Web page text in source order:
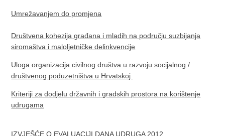
Umrežavanjem do promjena
Društvena kohezija građana i mladih na području suzbijanja
siromaštva i maloljetničke delinkvencije
Uloga organizacija civilnog društva u razvoju socijalnog /
društvenog poduzetništva u Hrvatskoj
Kriteriji za dodjelu državnih i gradskih prostora na korištenje
udrugama
IZVJEŠĆE O EVALUACIJI DANA UDRUGA 2012.